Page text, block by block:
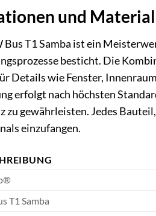
und
T1 Samba ist ein
besticht. Die
Details wie Fenster,
erfolgt nach höchsten
zu gewährleisten. Jedes
einzufangen.
T1 Samba